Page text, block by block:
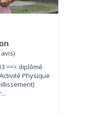
==> diplômé
Activité Physique